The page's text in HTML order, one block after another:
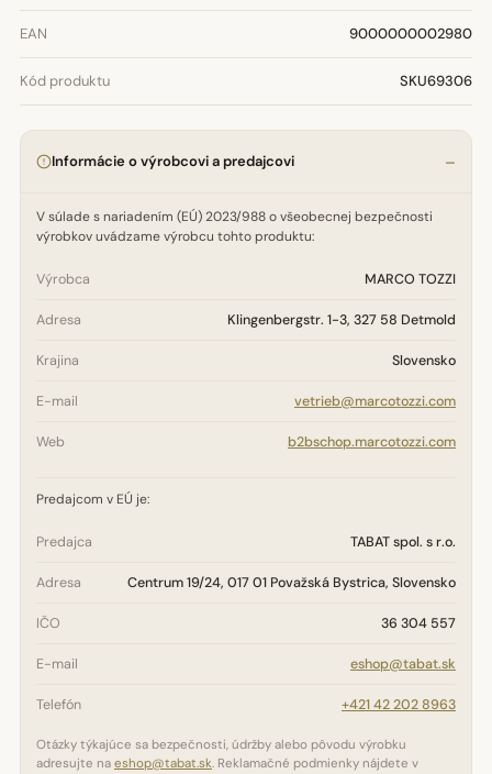
EAN 9000000002980
Kód produktu SKU69306
Informácie o výrobcovi a predajcovi
V súlade s nariadením (EÚ) 2023/988 o všeobecnej bezpečnosti
výrobkov uvádzame výrobcu tohto produktu:
Výrobca MARCO TOZZI
Adresa Klingenbergstr. 1-3, 327 58 Detmold
Krajina Slovensko
E-mail vetrieb@marcotozzi.com
Web b2bschop.marcotozzi.com
Predajcom v EÚ je:
Predajca TABAT spol. s r.o.
Adresa Centrum 19/24, 017 01 Považská Bystrica, Slovensko
IČO 36 304 557
E-mail eshop@tabat.sk
Telefón +421 42 202 8963
Otázky týkajúce sa bezpečnosti, údržby alebo pôvodu výrobku
adresujte na eshop@tabat.sk. Reklamačné podmienky nájdete v